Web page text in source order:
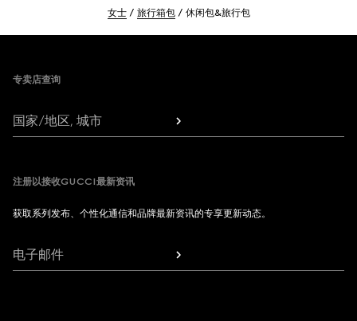
女士 旅行箱包 休闲包&旅行包
专卖店查询
国家/地区, 城市
注册以接收GUCCI最新资讯
获取系列发布、个性化通信和品牌最新资讯的专享更新动态。
电子邮件